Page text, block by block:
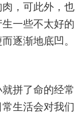
，可此外，也
一些不太好的
逐渐地底凹。
拼了命的经常
生活会对我们